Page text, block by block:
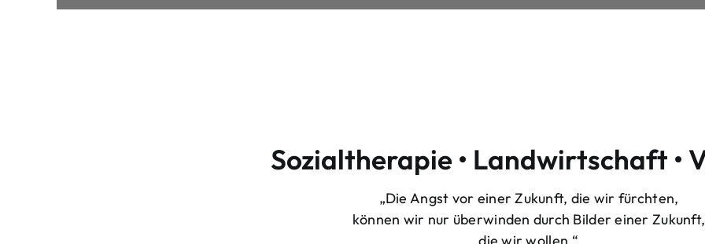
Sozialtherapie • Landwirtschaft •
„Die Angst vor einer Zukunft, die wir fürchten,
können wir nur überwinden durch Bilder einer Zukunft,